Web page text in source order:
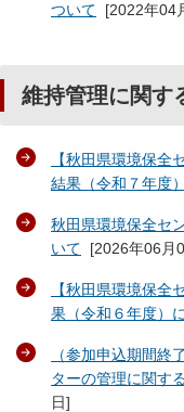
ついて [2022年04
維持管理に関す
【秋田県環境保全
結果（令和７年度
秋田県環境保全セ
いて [2026年06月
【秋田県環境保全
果（令和６年度）
（参加申込期間終
ターの管理に関す
日]